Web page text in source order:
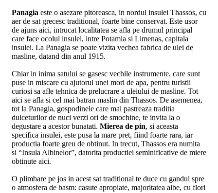
Panagia este o asezare pitoreasca, in nordul insulei Thassos, cu
aer de sat grecesc traditional, foarte bine conservat. Este usor
de ajuns aici, intrucat localitatea se afla pe drumul principal
care face ocolul insulei, intre Potamia si Limenas, capitala
insulei. La Panagia se poate vizita vechea fabrica de ulei de
masline, datand din anul 1915.
Chiar in inima satului se gasesc vechile instrumente, care sunt
puse in miscare cu ajutorul unei mori de apa, pentru turistii
curiosi sa afle tehnica de prelucrare a uleiului de masline. Tot
aici se afla si cel mai batran maslin din Thassos. De asemenea,
tot la Panagia, gospodinele care mai pastreaza traditia
dulceturilor de nuci verzi ori de smochine, te invita la o
degustare a acestor bunatati. Mierea de pin, si aceasta
specifica insulei, este pusa la mare pret, fiind foarte rara, iar
productia foarte greu de obtinut. In trecut, Thassos era numita
si “Insula Albinelor”, datorita productiei seminificative de miere
obtinute aici.
O plimbare pe jos in acest sat traditional te duce cu gandul spre
o atmosfera de basm: casute apropiate, majoritatea albe, cu flori